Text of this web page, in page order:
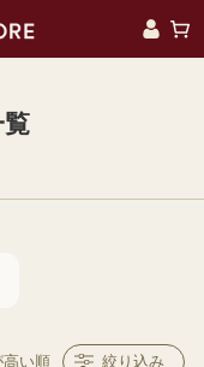
絞り込み
高い順